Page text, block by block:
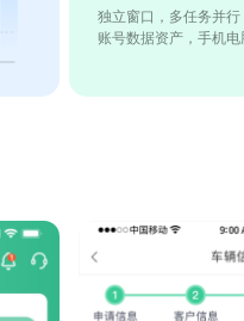
独立窗口，多任务并行
账号数据资产，手机